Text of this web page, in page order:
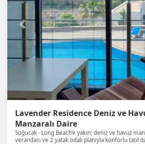
Önceki
Lavender Residence Deniz ve
Manzaralı Daire
Soğucak
Long Beach’e yakın; deniz ve havuz
verandası ve 2 yatak odalı planıyla konforlu tatil